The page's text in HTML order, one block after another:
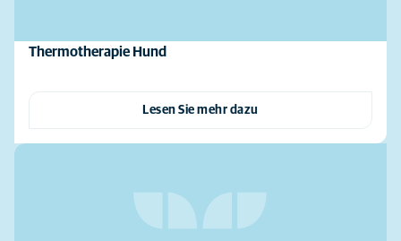
Thermotherapie Hund
Lesen Sie mehr dazu